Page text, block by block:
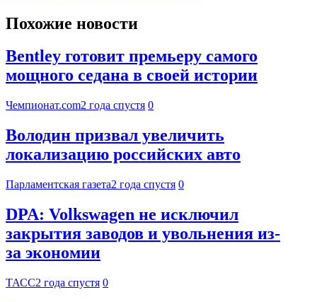
Похожие новости
Bentley готовит премьеру самого
мощного седана в своей истории
Чемпионат.com2 года спустя 0
Володин призвал увеличить
локализацию российских авто
Парламентская газета2 года спустя 0
DPA: Volkswagen не исключил
закрытия заводов и увольнения из-
за экономии
ТАСС2 года спустя 0